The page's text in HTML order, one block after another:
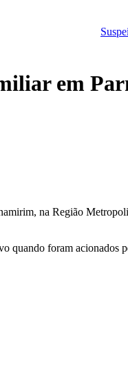
Suspeito de furtar
em
na Região
quando foram acionados